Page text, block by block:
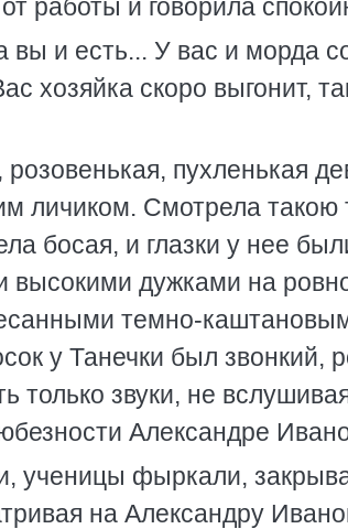
работы и говорила
вы и есть... У вас и морда
хозяйка скоро выгонит,
пухленькая
личиком. Смотрела такою
босая, и глазки у нее
высокими дужками на
темно-
у Танечки был звонкий,
только звуки, не
Александре
ученицы фыркали,
на Александру